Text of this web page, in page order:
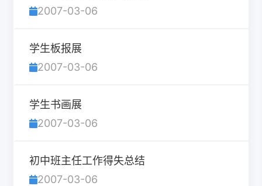
2007-03-06
学生板报展
2007-03-06
学生书画展
2007-03-06
初中班主任工作得失总结
2007-03-06